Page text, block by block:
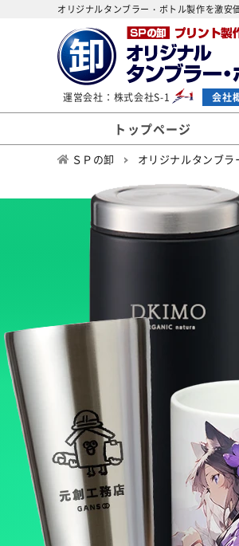
オリジナルタンブラー・ボトル製作を激安
運営会社：株式会社S-1 会社
トップページ
ＳＰの卸 オリジナルタンブラ